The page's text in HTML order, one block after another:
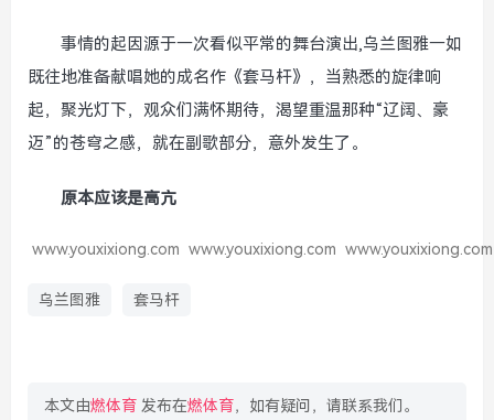
事情的起因源于一次看似平常的舞台演出,乌兰图雅一如
既往地准备献唱她的成名作《套马杆》，当熟悉的旋律响
起，聚光灯下，观众们满怀期待，渴望重温那种“辽阔、豪
迈”的苍穹之感，就在副歌部分，意外发生了。
原本应该是高亢
www.youxixiong.com www.youxixiong.com www.youxixiong.com
乌兰图雅 套马杆
本文由燃体育 发布在燃体育，如有疑问，请联系我们。